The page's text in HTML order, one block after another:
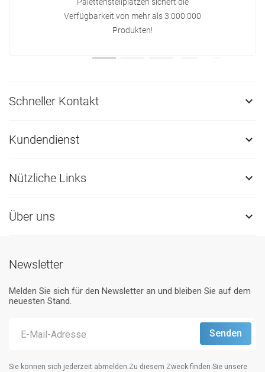
Palettenstellplätzen sichert die
Verfügbarkeit von mehr als 3.000.000
Produkten!
Schneller Kontakt 
Kundendienst 
Nützliche Links 
Über uns 
Newsletter
Melden Sie sich für den Newsletter an und bleiben Sie auf dem
neuesten Stand.
Sie können sich jederzeit abmelden.Zu diesem Zweck finden Sie unsere